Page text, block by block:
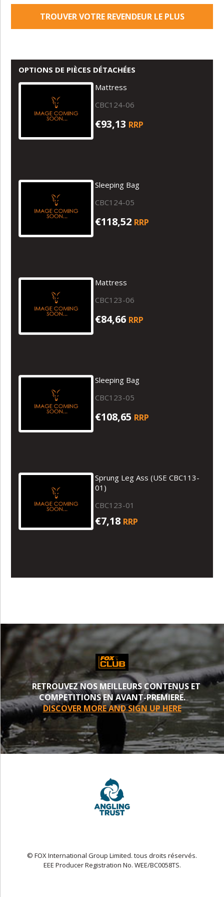
TROUVER VOTRE REVENDEUR LE PLUS
OPTIONS DE PIÈCES DÉTACHÉES
Mattress
CBC124-06
€93,13 RRP
Sleeping Bag
CBC124-05
€118,52 RRP
Mattress
CBC123-06
€84,66 RRP
Sleeping Bag
CBC123-05
€108,65 RRP
Sprung Leg Ass (USE CBC113-
01)
CBC123-01
€7,18 RRP
RETROUVEZ NOS MEILLEURS CONTENUS ET
COMPETITIONS EN AVANT-PREMIERE.
DISCOVER MORE AND SIGN UP HERE
© FOX International Group Limited. tous droits réservés.
EEE Producer Registration No. WEE/BC0058TS.